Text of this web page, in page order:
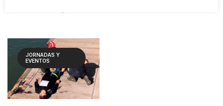
JORNADAS Y
EVENTOS